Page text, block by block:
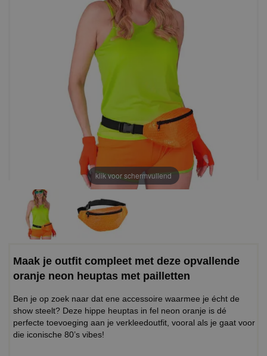
klik voor schermvullend
Maak je outfit compleet met deze opvallende
oranje neon heuptas met pailletten
Ben je op zoek naar dat ene accessoire waarmee je écht de
show steelt? Deze hippe heuptas in fel neon oranje is dé
perfecte toevoeging aan je verkleedoutfit, vooral als je gaat voor
die iconische 80’s vibes!